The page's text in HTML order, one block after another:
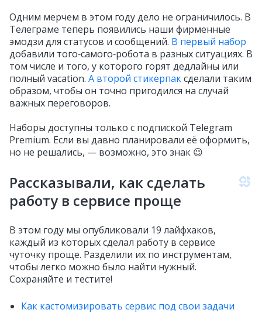
Одним мерчем в этом году дело не ограничилось. В
Телеграме теперь появились наши фирменные
эмодзи для статусов и сообщений. В первый набор
добавили того‑самого‑робота в разных ситуациях. В
том числе и того, у которого горят дедлайны или
полный vacation. А второй стикерпаксделали таким
образом, чтобы он точно пригодился на случай
важных переговоров.
Наборы доступны только с подпиской Telegram
Premium. Если вы давно планировали её оформить,
но не решались, — возможно, это знак 😉
Рассказывали, как сделать
работу в сервисе проще
В этом году мы опубликовали 19 лайфхаков,
каждый из которых сделал работу в сервисе
чуточку проще. Разделили их по инструментам,
чтобы легко можно было найти нужный.
Сохраняйте и тестите!
Как кастомизировать сервис под свои задачи